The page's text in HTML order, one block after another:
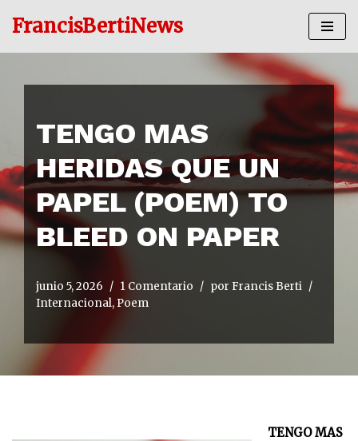
contenido
FrancisBertiNews
TENGO MAS
HERIDAS QUE UN
PAPEL (POEM) TO
BLEED ON PAPER
junio 5, 2026 1 Comentario por Francis Berti
Internacional,Poem
TENGO MAS